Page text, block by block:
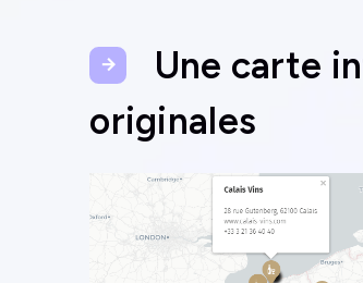
Une carte
originales